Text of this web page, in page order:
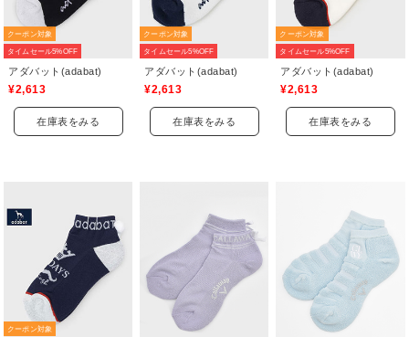
クーポン対象
タイムセール5%OFF
アダバット(adabat)
¥2,613
在庫表をみる
クーポン対象
タイムセール5%OFF
アダバット(adabat)
¥2,613
在庫表をみる
クーポン対象
タイムセール5%OFF
アダバット(adabat)
¥2,613
在庫表をみる
クーポン対象